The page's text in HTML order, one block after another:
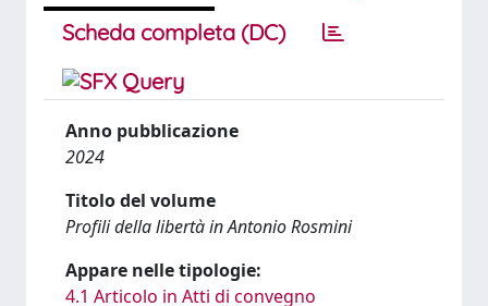
Scheda completa (DC)
Anno pubblicazione
2024
Titolo del volume
Profili della libertà in Antonio Rosmini
Appare nelle tipologie:
4.1 Articolo in Atti di convegno